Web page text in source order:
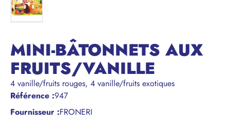
MINI-BÂTONNETS AUX
FRUITS/VANILLE
4 vanille/fruits rouges, 4 vanille/fruits exotiques
Référence :947
Fournisseur :FRONERI